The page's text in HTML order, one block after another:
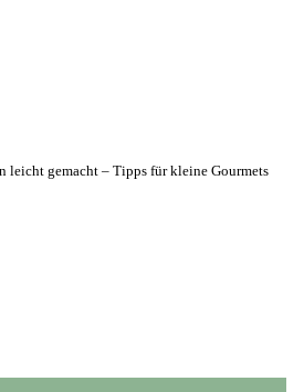
leicht gemacht – Tipps für kleine Gourmets